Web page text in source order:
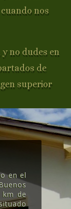
nos
no dudes en
de
superior
en el
de